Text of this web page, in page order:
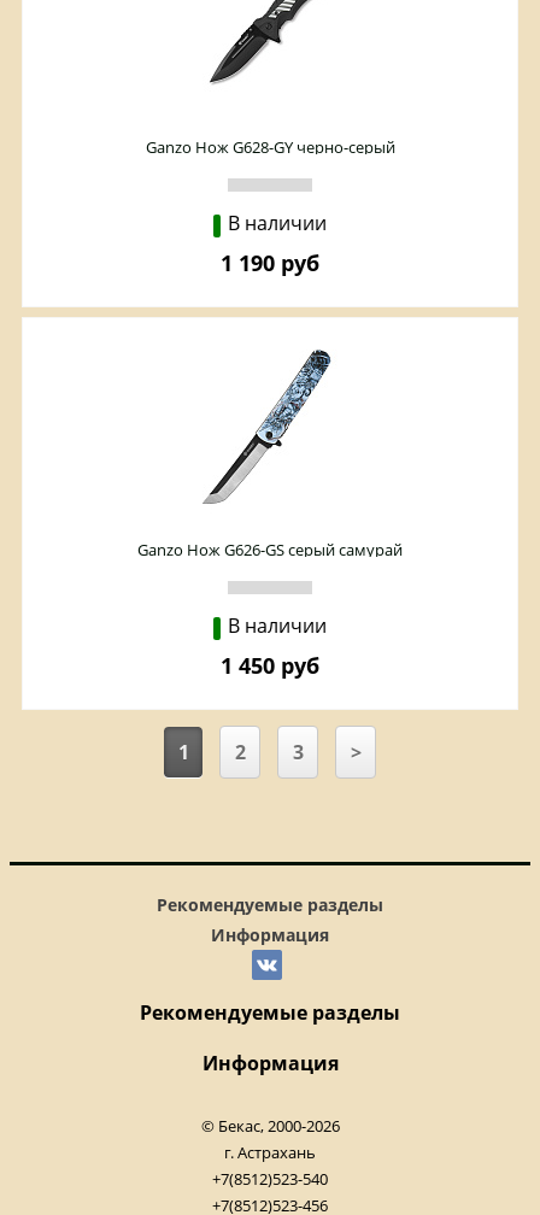
Ganzo Нож G628-GY черно-серый
В наличии
1 190 руб
Ganzo Нож G626-GS серый самурай
В наличии
1 450 руб
1 2 3 >
Рекомендуемые разделы
Информация
Рекомендуемые разделы
Информация
© Бекас, 2000-2026
г. Астрахань
+7(8512)523-540
+7(8512)523-456